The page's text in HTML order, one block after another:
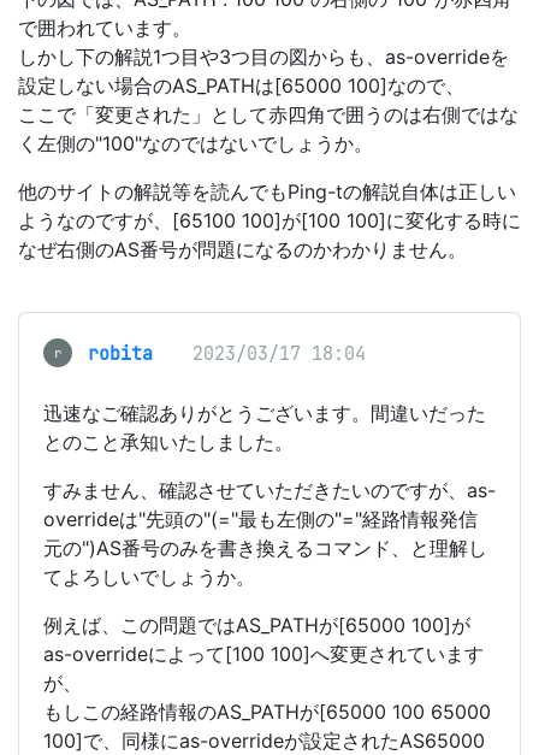
で囲われています。
しかし下の解説1つ目や3つ目の図からも、as-overrideを
設定しない場合のAS_PATHは[65000 100]なので、
ここで「変更された」として赤四角で囲うのは右側ではな
く左側の"100"なのではないでしょうか。
他のサイトの解説等を読んでもPing-tの解説自体は正しい
ようなのですが、[65100 100]が[100 100]に変化する時に
なぜ右側のAS番号が問題になるのかわかりません。
r robita 2023/03/17 18:04
迅速なご確認ありがとうございます。間違いだった
とのこと承知いたしました。
すみません、確認させていただきたいのですが、as-
overrideは"先頭の"(="最も左側の"="経路情報発信
元の")AS番号のみを書き換えるコマンド、と理解し
てよろしいでしょうか。
例えば、この問題ではAS_PATHが[65000 100]が
as-overrideによって[100 100]へ変更されています
が、
もしこの経路情報のAS_PATHが[65000 100 65000
100]で、同様にas-overrideが設定されたAS65000